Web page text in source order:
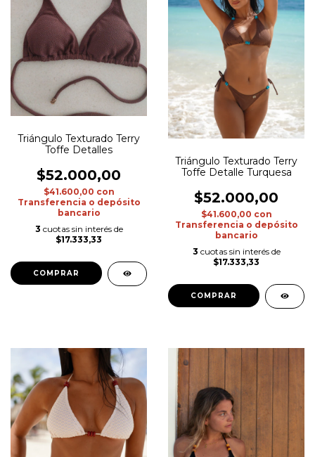
Triángulo Texturado Terry
Toffe Detalles
$52.000,00
$41.600,00 con
Transferencia o depósito
bancario
3 cuotas sin interés de
$17.333,33
COMPRAR
Triángulo Texturado Terry
Toffe Detalle Turquesa
$52.000,00
$41.600,00 con
Transferencia o depósito
bancario
3 cuotas sin interés de
$17.333,33
COMPRAR